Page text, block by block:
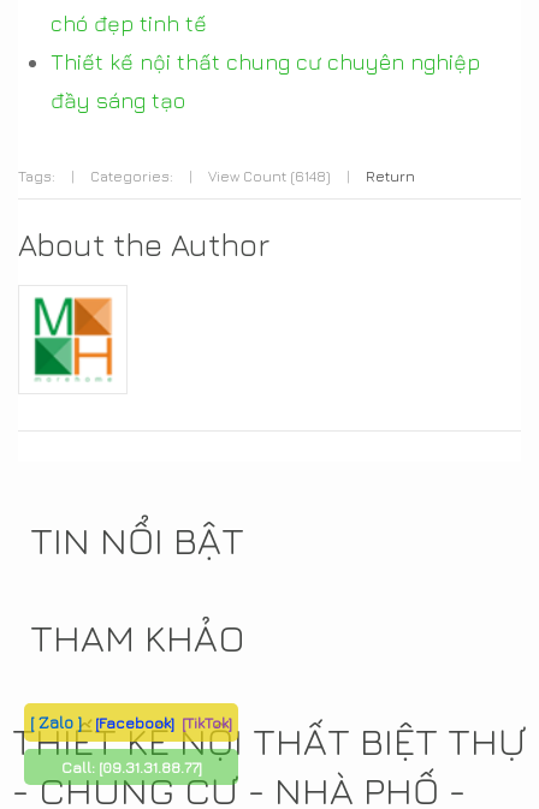
chó đẹp tinh tế
Thiết kế nội thất chung cư chuyên nghiệp
đầy sáng tạo
Tags: | Categories: | View Count (6148) | Return
About the Author
TIN NỔI BẬT
THAM KHẢO
THIẾT KẾ NỘI THẤT BIỆT THỰ
- CHUNG CƯ - NHÀ PHỐ -
[ Zalo ] [Facebook] [TikTok]
Call: [09.31.31.88.77]